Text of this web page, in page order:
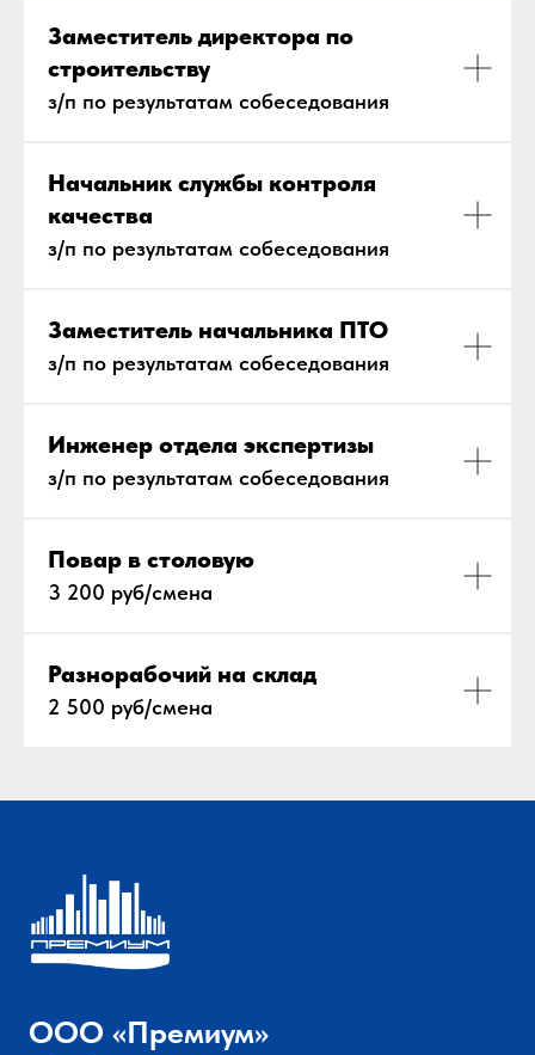
Заместитель директора по
строительству
з/п по результатам собеседования
Начальник службы контроля
качества
з/п по результатам собеседования
Заместитель начальника ПТО
з/п по результатам собеседования
Инженер отдела экспертизы
з/п по результатам собеседования
Повар в столовую
3 200 руб/смена
Разнорабочий на склад
2 500 руб/смена
ООО «Премиум»